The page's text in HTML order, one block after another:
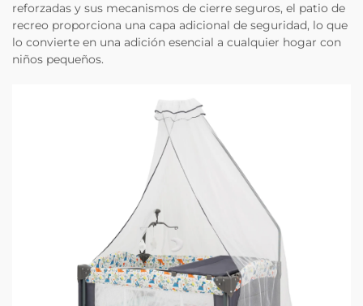
reforzadas y sus mecanismos de cierre seguros, el patio de
recreo proporciona una capa adicional de seguridad, lo que
lo convierte en una adición esencial a cualquier hogar con
niños pequeños.